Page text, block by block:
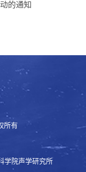
的通知
所有
学院声学研究所